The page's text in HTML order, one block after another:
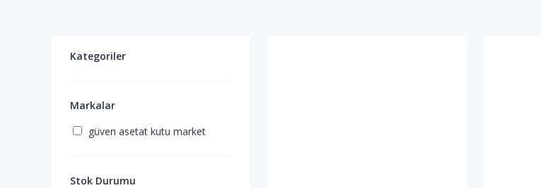
Kategoriler
Markalar
güven asetat kutu market
Stok Durumu